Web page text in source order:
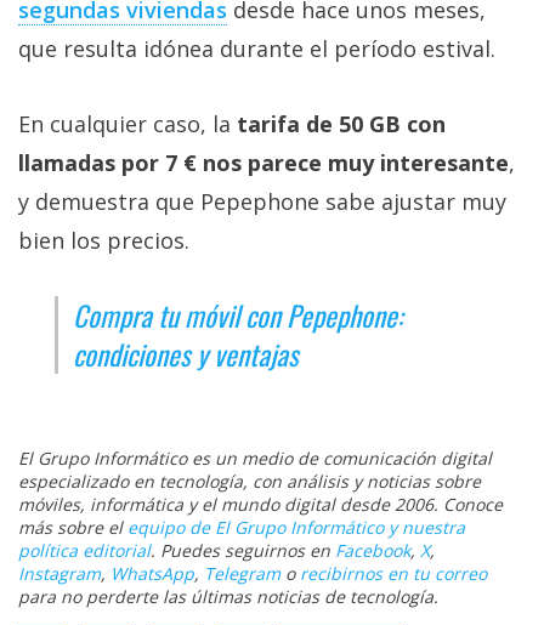
segundas viviendas‎ desde hace unos meses,
que resulta idónea durante el período estival.
En cualquier caso, la tarifa de 50 GB con
llamadas por 7 € nos parece muy interesante,
y demuestra que Pepephone sabe ajustar muy
bien los precios.
Compra tu móvil con Pepephone:
condiciones y ventajas
El Grupo Informático es un medio de comunicación digital
especializado en tecnología, con análisis y noticias sobre
móviles, informática y el mundo digital desde 2006. Conoce
más sobre el equipo de El Grupo Informático y nuestra
política editorial. Puedes seguirnos en Facebook, X,
Instagram, WhatsApp, Telegramo recibirnos en tu correo
para no perderte las últimas noticias de tecnología.